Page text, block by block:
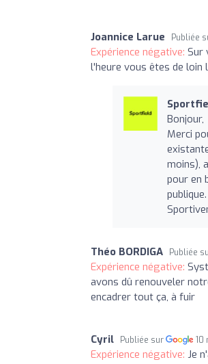
Joannice Larue Publiée
Expérience négative: Sur
l'heure vous êtes de loin
Bonjour,
Merci
moins),
pour en
publique.
Théo BORDIGA Publiée
Expérience négative:
avons dû renouveler
encadrer tout ça, à fuir
Cyril Publiée sur 10
Expérience négative: Je